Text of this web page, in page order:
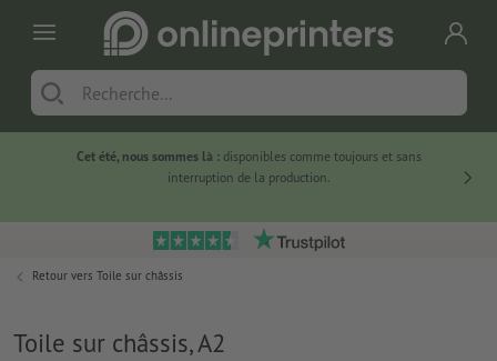
Cet été, nous sommes là :disponibles comme toujours et sans
interruption de la production.
Retour vers Toile sur châssis
Toile sur châssis, A2